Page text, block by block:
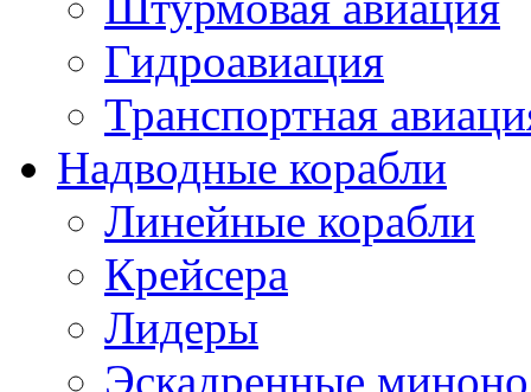
Гидроавиация
Транспортная
Надводные корабли
Линейные корабли
Крейсера
Лидеры
Эскадренные